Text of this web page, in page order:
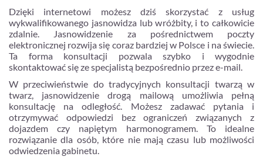
Zarejestruj się
Dzięki internetowi możesz dziś skorzystać z usług
wykwalifikowanego jasnowidza lub wróżbity, i to całkowicie
zdalnie. Jasnowidzenie za pośrednictwem poczty
elektronicznej rozwija się coraz bardziej w Polsce i na świecie.
Ta forma konsultacji pozwala szybko i wygodnie
skontaktować się ze specjalistą bezpośrednio przez e-mail.
W przeciwieństwie do tradycyjnych konsultacji twarzą w
twarz, jasnowidzenie drogą mailową umożliwia pełną
konsultację na odległość. Możesz zadawać pytania i
otrzymywać odpowiedzi bez ograniczeń związanych z
dojazdem czy napiętym harmonogramem. To idealne
rozwiązanie dla osób, które nie mają czasu lub możliwości
odwiedzenia gabinetu.